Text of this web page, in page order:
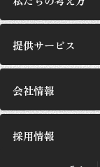
私たちの考え方
提供サービス
提供サービス
GPが選ばれる理由
会社情報
企業理念
採用情報